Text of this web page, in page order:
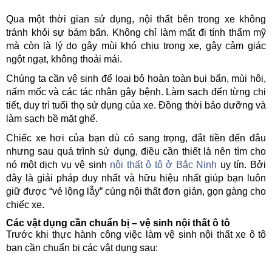
Qua một thời gian sử dụng, nội thất bên trong xe không
tránh khỏi sự bám bẩn. Không chỉ làm mất đi tính thẩm mỹ
mà còn là lý do gây mùi khó chịu trong xe, gây cảm giác
ngột ngạt, không thoải mái.
Chúng ta cần vệ sinh để loại bỏ hoàn toàn bụi bẩn, mùi hôi,
nấm mốc và các tác nhân gây bệnh. Làm sạch đến từng chi
tiết, duy trì tuổi thọ sử dụng của xe. Đồng thời bảo dưỡng và
làm sạch bề mặt ghế.
Chiếc xe hơi của bạn dù có sang trọng, đắt tiền đến đâu
nhưng sau quá trình sử dụng, điều cần thiết là nên tìm cho
nó một dịch vụ vệ sinh nội thất ô tô ở Bắc Ninh uy tín. Bởi
đây là giải pháp duy nhất và hữu hiệu nhất giúp bạn luôn
giữ được “vẻ lộng lẫy” cùng nội thất đơn giản, gọn gàng cho
chiếc xe.
Các vật dụng cần chuẩn bị – vệ sinh nội thất ô tô
Trước khi thực hành công việc làm vệ sinh nội thất xe ô tô
bạn cần chuẩn bị các vật dụng sau: